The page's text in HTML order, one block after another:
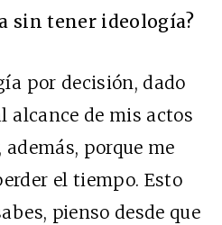
sin tener ideología?
por decisión, dado
alcance de mis actos
porque me
el tiempo. Esto
pienso desde que